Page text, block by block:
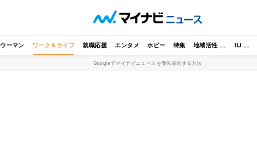
ウーマン ワーク＆ライフ 就職応援 エンタメ ホビー 特集 地域活性 IIJ
Googleでマイナビニュースを優先表示する方法